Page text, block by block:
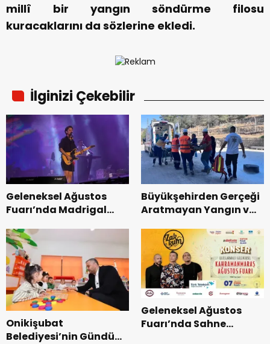
millî bir yangın söndürme filosu
kuracaklarını da sözlerine ekledi.
İlginizi Çekebilir
Geleneksel Ağustos
Fuarı’nda Madrigal
Büyükşehirden Gerçeği
Aratmayan Yangın ve
Onikişubat
Belediyesi’nin Gündüz
Geleneksel Ağustos
Fuarı’nda Sahne